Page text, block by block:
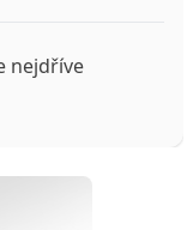
nejdříve